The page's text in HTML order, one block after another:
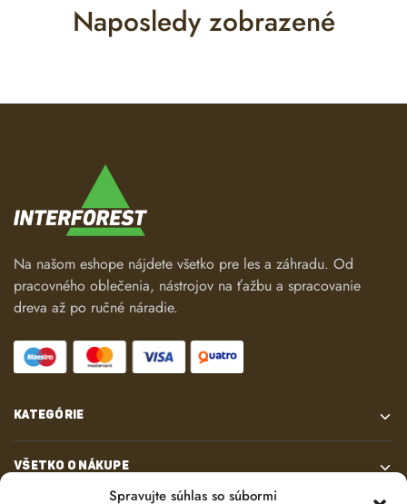
Spravujte súhlas so súbormi
Naposledy zobrazené
Na našom eshope nájdete všetko pre les a záhradu. Od
pracovného oblečenia, nástrojov na ťažbu a spracovanie
dreva až po ručné náradie.
KATEGÓRIE
VŠETKO O NÁKUPE